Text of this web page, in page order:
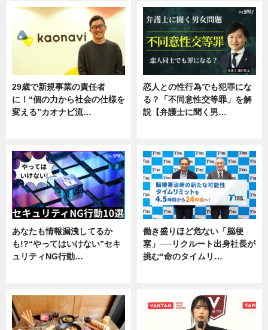
29歳で新規事業の責任者
に！“個の力から社会の仕様を
変える”カオナビ流…
恋人との性行為でも犯罪にな
る？「不同意性交等罪」を解
説【弁護士に聞く男…
あなたも情報漏洩してるか
も!?“やってはいけない”セキ
ュリティNG行動…
働き盛りほど危ない「脳梗
塞」──リクルート出身社長が
挑む“命のタイムリ…